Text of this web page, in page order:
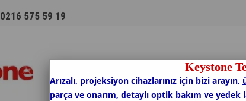
0216 575 59 19
Keystone
Arızalı, projeksiyon cihazlarınız için bizi arayın,
parça ve onarım, detaylı optik bakım ve yedek